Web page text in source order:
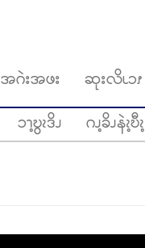
အဂဲးအဖး
ဆုးလိၬၥၭ
ၥၫ့ဎွၩဒိၪ ဂၪ့ခိၪနဲၩ့ဎီၩ့